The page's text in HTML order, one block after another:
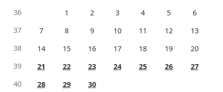
36
1 2 3 4 5
6
37
7 8 9 10 11 12
13
38
14 15 16 17 18 19
20
39
21 22 23 24 25 26
27
40
28 29
30